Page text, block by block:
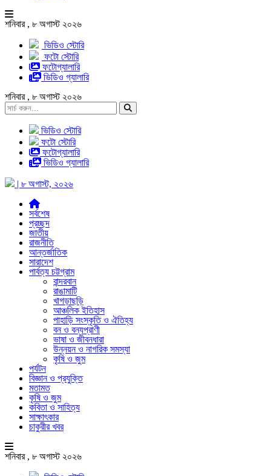
শনিবার , ৮ অগাস্ট ২০২৬
ভিডিও স্টোরি
ফটো স্টোরি
ফটোগ্যালারি
ভিডিও গ্যালারি
শনিবার , ৮ অগাস্ট ২০২৬
ভিডিও স্টোরি
ফটো স্টোরি
ফটোগ্যালারি
ভিডিও গ্যালারি
| ৮ অগাস্ট, ২০২৬
সর্বশেষ
প্রচ্ছদ
জাতীয়
রাজনীতি
আন্তর্জাতিক
সারাদেশ
পার্বত্য চট্টগ্রাম
বান্দরবান
রাঙামাটি
খাগড়াছড়ি
আঞ্চলিক ইতিহাস
পাহাড়ি সংস্কৃতি ও ঐতিহ্য
বন ও বন্যপ্রাণী
ভাষা ও জীবনধারা
উন্নয়ন ও নাগরিক সমস্যা
কৃষি ও জুম
পর্যটন
বিজ্ঞান ও প্রযুক্তি
মতামত
কৃষি ও জুম
কবিতা ও সাহিত্য
সাক্ষাৎকার
চাকুরীর খবর
শনিবার , ৮ অগাস্ট ২০২৬